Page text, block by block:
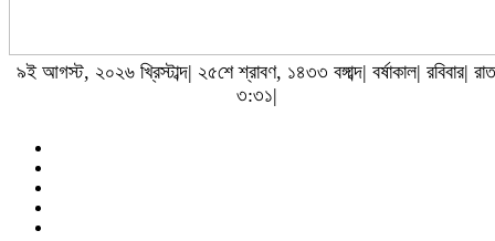
৯ই আগস্ট, ২০২৬ খ্রিস্টাব্দ| ২৫শে শ্রাবণ, ১৪৩৩ বঙ্গাব্দ| বর্ষাকাল| রবিবার| রাত
৩:৩১|